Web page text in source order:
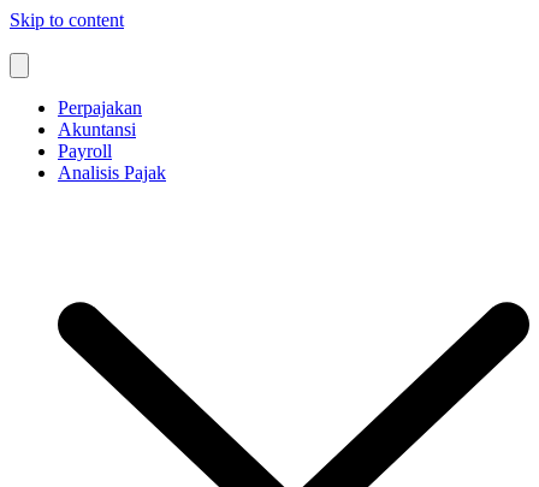
Skip to content
Perpajakan
Akuntansi
Payroll
Analisis Pajak